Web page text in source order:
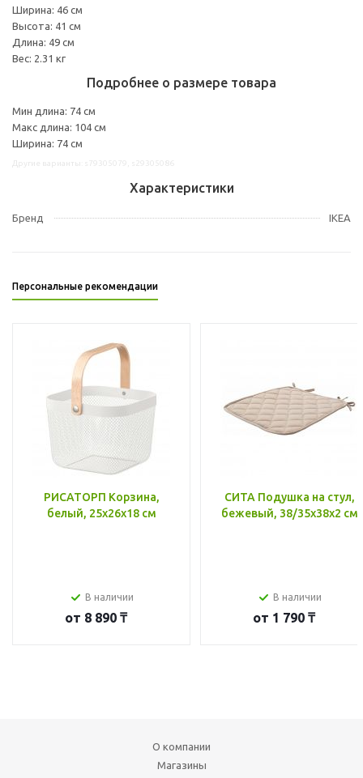
Ширина: 46 см
Высота: 41 см
Длина: 49 см
Вес: 2.31 кг
Подробнее о размере товара
Мин длина: 74 см
Макс длина: 104 см
Ширина: 74 см
Характеристики
Бренд IKEA
Персональные рекомендации
РИСАТОРП Корзина,
белый, 25x26x18 см
В наличии
от 8 890 ₸
СИТА Подушка на стул,
бежевый, 38/35x38x2 см
В наличии
от 1 790 ₸
О компании
Магазины